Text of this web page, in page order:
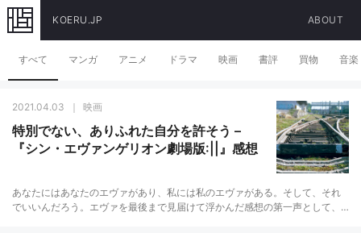
KOERU.JP ABOUT
すべて マンガ アニメ ドラマ 映画 書評 買物 音楽
2021.04.03 映画
特別でない、ありふれた自分を許そう –
『シン・エヴァンゲリオン劇場版:||』感想
あなたにはあなたのエヴァがあり、私には私のエヴァがある。そして、それ
でいいんだろう。エヴァを最後まで見届けて浮かんだ感想の第一声として、